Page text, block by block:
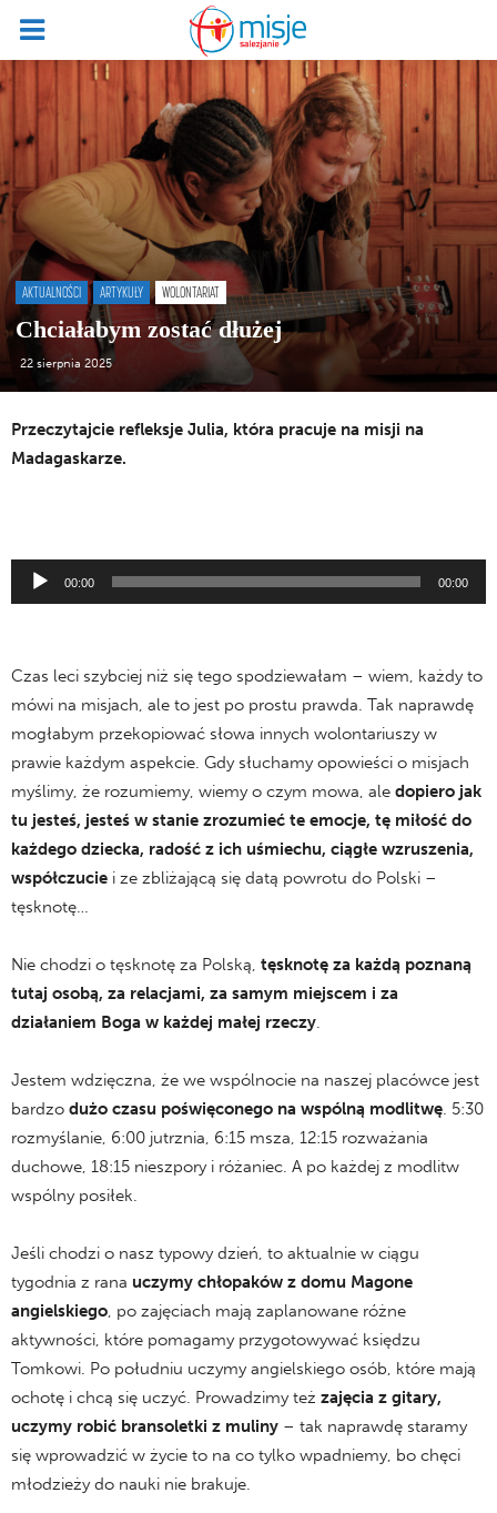
AKTUALNOŚCI ARTYKUŁY WOLONTARIAT
Chciałabym zostać dłużej
22 sierpnia 2025
Przeczytajcie refleksje Julia, która pracuje na misji na
Madagaskarze.
Odtwarzacz
plików
00:00 00:00
Czas leci szybciej niż się tego spodziewałam – wiem, każdy to
mówi na misjach, ale to jest po prostu prawda. Tak naprawdę
mogłabym przekopiować słowa innych wolontariuszy w
prawie każdym aspekcie. Gdy słuchamy opowieści o misjach
myślimy, że rozumiemy, wiemy o czym mowa, ale dopiero jak
tu jesteś, jesteś w stanie zrozumieć te emocje, tę miłość do
każdego dziecka, radość z ich uśmiechu, ciągłe wzruszenia,
współczucie i ze zbliżającą się datą powrotu do Polski –
tęsknotę…
Nie chodzi o tęsknotę za Polską, tęsknotę za każdą poznaną
tutaj osobą, za relacjami, za samym miejscem i za
działaniem Boga w każdej małej rzeczy.
Jestem wdzięczna, że we wspólnocie na naszej placówce jest
bardzo dużo czasu poświęconego na wspólną modlitwę. 5:30
rozmyślanie, 6:00 jutrznia, 6:15 msza, 12:15 rozważania
duchowe, 18:15 nieszpory i różaniec. A po każdej z modlitw
wspólny posiłek.
Jeśli chodzi o nasz typowy dzień, to aktualnie w ciągu
tygodnia z rana uczymy chłopaków z domu Magone
angielskiego, po zajęciach mają zaplanowane różne
aktywności, które pomagamy przygotowywać księdzu
Tomkowi. Po południu uczymy angielskiego osób, które mają
ochotę i chcą się uczyć. Prowadzimy też zajęcia z gitary,
uczymy robić bransoletki z muliny – tak naprawdę staramy
się wprowadzić w życie to na co tylko wpadniemy, bo chęci
młodzieży do nauki nie brakuje.